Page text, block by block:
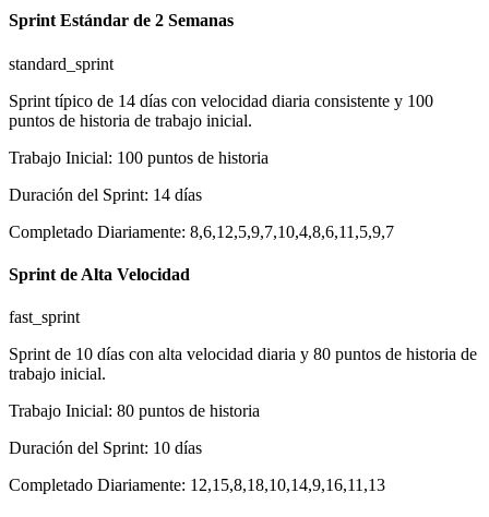
Sprint Estándar de 2 Semanas
standard_sprint
Sprint típico de 14 días con velocidad diaria consistente y 100
puntos de historia de trabajo inicial.
Trabajo Inicial: 100 puntos de historia
Duración del Sprint: 14 días
Completado Diariamente: 8,6,12,5,9,7,10,4,8,6,11,5,9,7
Sprint de Alta Velocidad
fast_sprint
Sprint de 10 días con alta velocidad diaria y 80 puntos de historia de
trabajo inicial.
Trabajo Inicial: 80 puntos de historia
Duración del Sprint: 10 días
Completado Diariamente: 12,15,8,18,10,14,9,16,11,13